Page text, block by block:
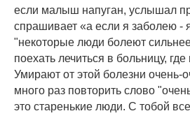
если малыш напуган, услышал
спрашивает «а если я заболею -
"некоторые люди болеют
поехать лечиться в больницу,
Умирают от этой болезни очень-
много раз повторить слово
это старенькие люди. С тобой